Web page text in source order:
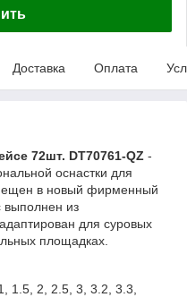
Доставка Оплата
72шт. DT70761-QZ -
оснастки для
в новый фирменный
выполнен из
для суровых
площадках.
1.5, 2, 2.5, 3, 3.2, 3.3,